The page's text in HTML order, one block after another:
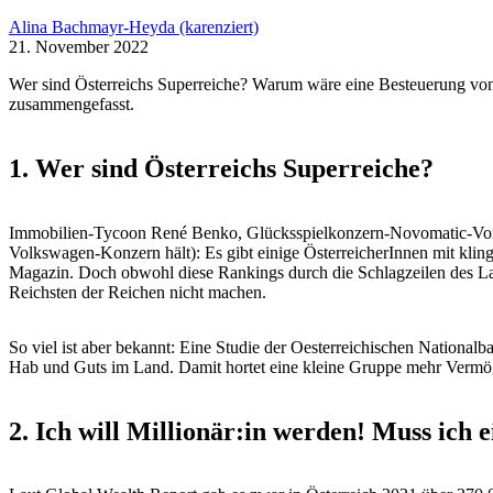
Alina Bachmayr-Heyda (karenziert)
21. November 2022
Wer sind Österreichs Superreiche? Warum wäre eine Besteuerung
zusammengefasst.
1. Wer sind Österreichs Superreiche?
Immobilien-Tycoon René Benko, Glücksspielkonzern-Novomatic-
Volkswagen-Konzern hält): Es gibt einige ÖsterreicherInnen mit
Magazin. Doch obwohl diese Rankings durch die Schlagzeilen des
Reichsten der Reichen nicht machen.
So viel ist aber bekannt: Eine Studie der Oesterreichischen
Hab und Guts im Land. Damit hortet eine kleine Gruppe mehr
2. Ich will Millionär:in werden! Muss ich